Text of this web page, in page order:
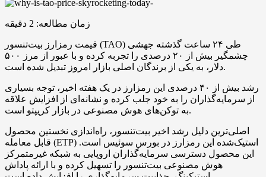
زمان مطالعه: 2 دقیقه
قیمت رمزارز بیت‌تنسور (TAO) طی ۲۴ ساعت گذشته جهشی
چشمگیر بیش از ۲۰ درصدی را تجربه کرده و با عبور از مرز ۵۰۰
دلار، به یکی از برندگان اصلی بازار امروز تبدیل شده است.
رشد بیش از ۴۰ درصدی این رمزارز در یک هفته اخیر، توجه بسیاری
از سرمایه‌گذاران را به خود جلب کرده و نشانه‌ای از افزایش علاقه
به توکن‌های هوش مصنوعی در بازار کریپتو است.
اصلی‌ترین دلیل رشد اخیر بیت‌تنسور، راه‌اندازی نخستین محصول
قابل معامله (ETP) استیک‌شده این رمزارز در بورس سوئیس است.
این محصول دسترسی سرمایه‌گذاران اروپایی به شبکه غیرمتمرکز
هوش مصنوعی بیت‌تنسور را تسهیل کرده و با ارائه پاداش